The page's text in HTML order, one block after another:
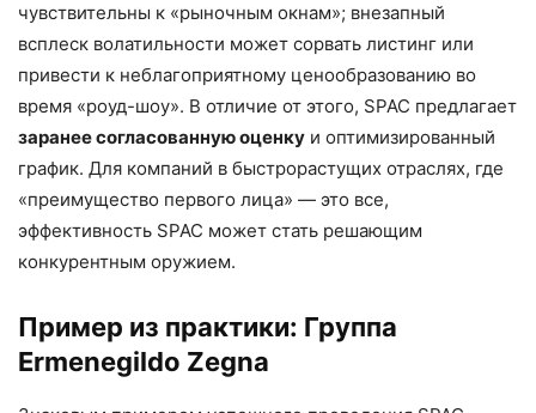
чувствительны к «рыночным окнам»; внезапный
всплеск волатильности может сорвать листинг или
привести к неблагоприятному ценообразованию во
время «роуд-шоу». В отличие от этого, SPAC предлагает
заранее согласованную оценку и оптимизированный
график. Для компаний в быстрорастущих отраслях, где
«преимущество первого лица» — это все,
эффективность SPAC может стать решающим
конкурентным оружием.
Пример из практики: Группа
Ermenegildo Zegna